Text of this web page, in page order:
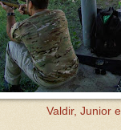
Valdir, Junior